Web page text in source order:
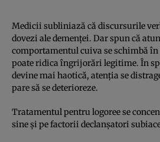
Medicii subliniază că discursurile
dovezi ale demenței. Dar spun că
comportamentul cuiva se schimbă
poate ridica îngrijorări legitime. În
devine mai haotică, atenția se
pare să se deterioreze.
Tratamentul pentru logoree se
sine și pe factorii declanșatori